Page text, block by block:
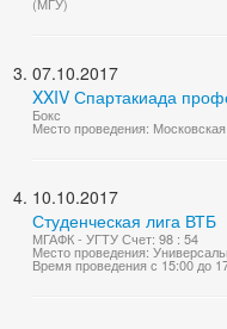
07.10.2017
XXIV Спартакиада
Бокс
Место проведения:
10.10.2017
Студенческая лига ВТБ
МГАФК - УГТУ Счет: 98 : 54
Место проведения:
Время проведения с 15:00 до